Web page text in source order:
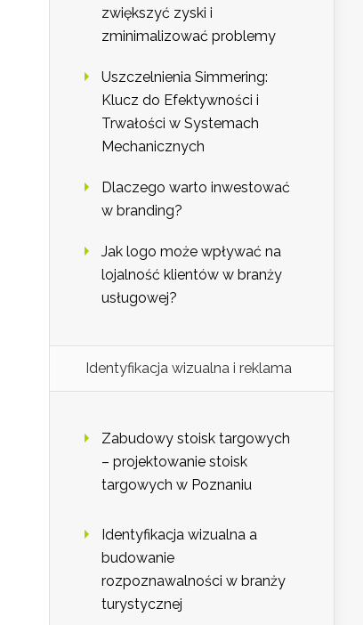
zwiększyć zyski i
zminimalizować problemy
Uszczelnienia Simmering:
Klucz do Efektywności i
Trwałości w Systemach
Mechanicznych
Dlaczego warto inwestować
w branding?
Jak logo może wpływać na
lojalność klientów w branży
usługowej?
Identyfikacja wizualna i reklama
Zabudowy stoisk targowych
– projektowanie stoisk
targowych w Poznaniu
Identyfikacja wizualna a
budowanie
rozpoznawalności w branży
turystycznej